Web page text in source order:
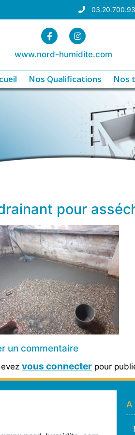
www.nord-humidite.com
Nos Qualifications Nos
pour
un commentaire
vous connecter pour
A